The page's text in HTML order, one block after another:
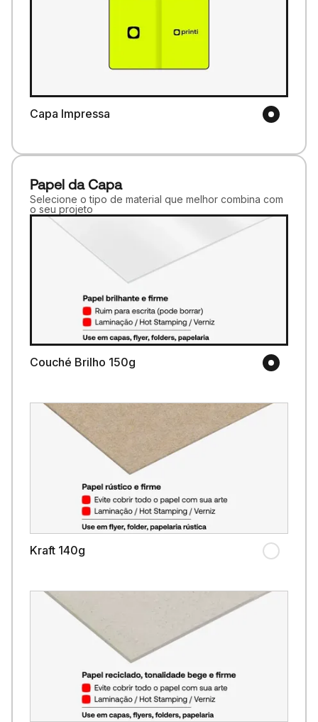
Capa Impressa
Papel da Capa
Selecione o tipo de material que melhor combina com
o seu projeto
Couché Brilho 150g
Kraft 140g